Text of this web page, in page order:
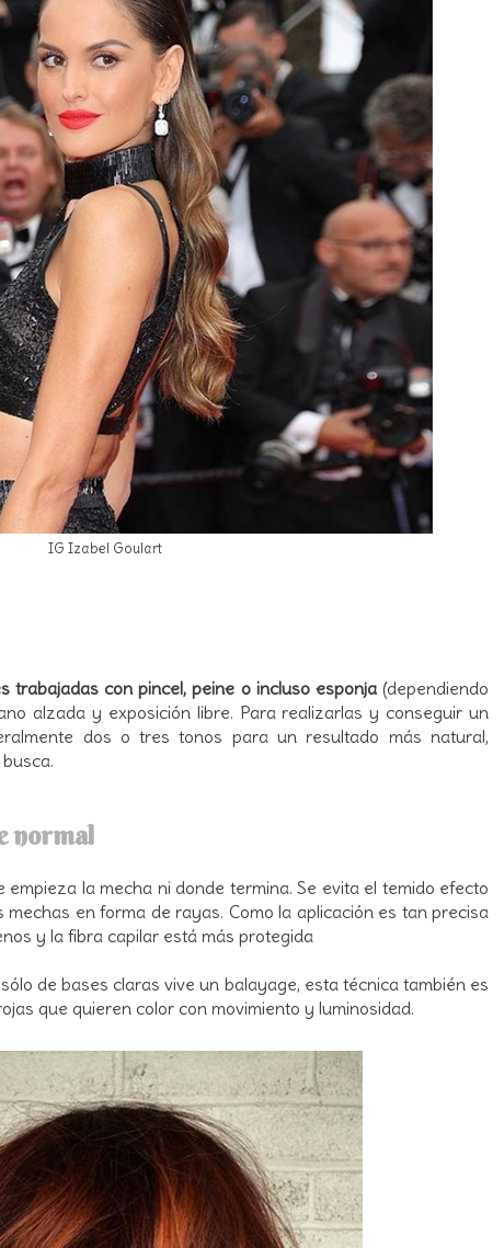
IG Izabel Goulart
trabajadas con pincel, peine o incluso esponja(dependiendo
alzada y exposición libre. Para realizarlas y conseguir un
dos o tres tonos para un resultado más natural,
normal
empieza la mecha ni donde termina. Se evita el temido efecto
mechas en forma de rayas. Como la aplicación es tan precisa
y la fibra capilar está más protegida
de bases claras vive un balayage, esta técnica también es
que quieren color con movimiento y luminosidad.